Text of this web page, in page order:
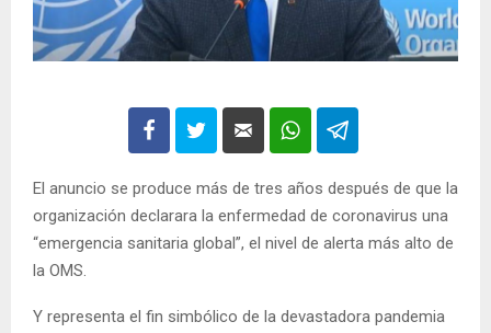
El anuncio se produce más de tres años después de que la
organización declarara la enfermedad de coronavirus una
“emergencia sanitaria global”, el nivel de alerta más alto de
la OMS.
Y representa el fin simbólico de la devastadora pandemia